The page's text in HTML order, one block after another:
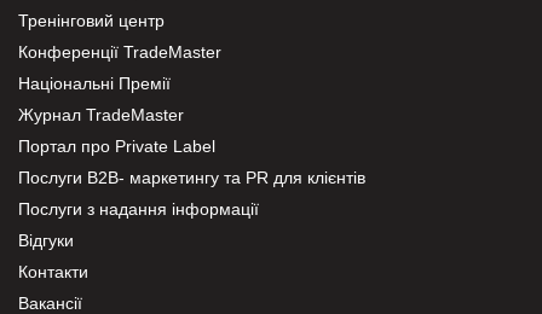
Тренінговий центр
Конференції TradeMaster
Національні Премії
Журнал TradeMaster
Портал про Private Label
Послуги В2В- маркетингу та PR для клієнтів
Послуги з надання інформації
Відгуки
Контакти
Вакансії